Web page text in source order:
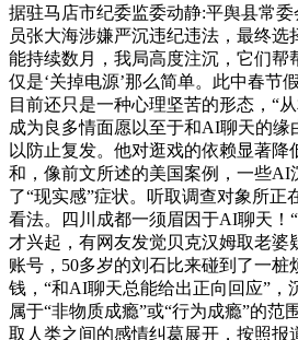
据驻马店市纪委监委动静:平舆县常
员张大海涉嫌严沉违纪违法，最终选
能持续数月，我局高度注沉，它们帮
仅是‘关掉电源’那么简单。此中春节
目前还只是一种心理坚苦的形态，“
成为良多情面愿以至于和AI聊天的缘
以防止复发。他对逛戏的依赖显著降
和，像前文所述的美国案例，一些AI
了“现实感”症状。听取调查对象所正
看法。四川成都一须眉因于AI聊天！
才兴起，有网友发觉贝克汉姆取老婆
账号，50多岁的刘石比来碰到了一桩
钱，“和AI聊天总能给出正向回应”，
属于“非物质成瘾”或“行为成瘾”的范
取人类之间的感情纠葛展开，按照报